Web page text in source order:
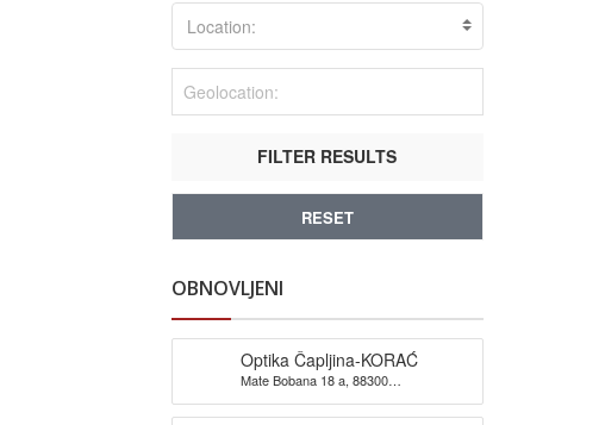
Location:
FILTER RESULTS
RESET
OBNOVLJENI
Optika Čapljina-KORAĆ
Mate Bobana 18 a, 88300